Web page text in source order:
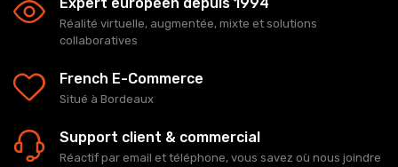
Réalité virtuelle, augmentée, mixte et solutions
collaboratives
French E-Commerce
Situé à Bordeaux
Support client & commercial
Réactif par email et téléphone, vous savez où nous joindre